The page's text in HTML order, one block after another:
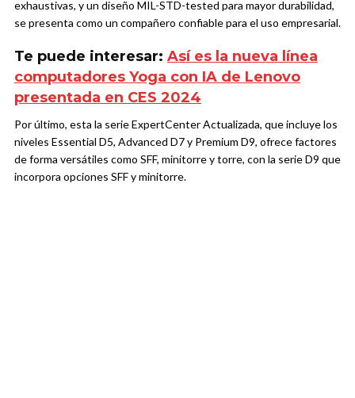
exhaustivas, y un diseño MIL-STD-tested para mayor durabilidad,
se presenta como un compañero confiable para el uso empresarial.
Te puede interesar: Así es la nueva línea
computadores Yoga con IA de Lenovo
presentada en CES 2024
Por último, esta la serie ExpertCenter Actualizada, que incluye los
niveles Essential D5, Advanced D7 y Premium D9, ofrece factores
de forma versátiles como SFF, minitorre y torre, con la serie D9 que
incorpora opciones SFF y minitorre.